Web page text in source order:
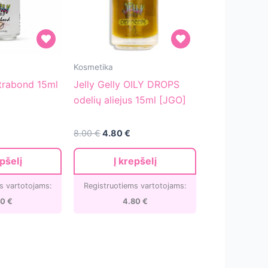
15ml
vartotojams:
€
Jelly
OILY
DROPS
aliejus
15ml
[JGO]
Kosmetika
Jelly Gelly OILY DROPS
odelių aliejus 15ml [JGO]
8.00€Original
8.00 €.
4.80€
4.80 €.
Į krepšelį
Registruotiems vartotojams:
4.80 €